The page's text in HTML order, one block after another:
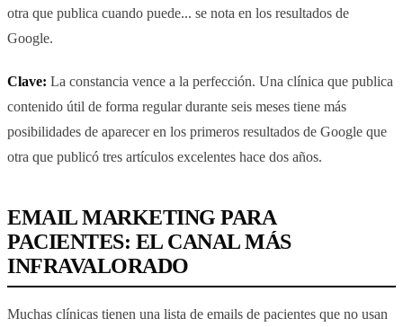
otra que publica cuando puede... se nota en los resultados de
Google.
Clave: La constancia vence a la perfección. Una clínica que publica
contenido útil de forma regular durante seis meses tiene más
posibilidades de aparecer en los primeros resultados de Google que
otra que publicó tres artículos excelentes hace dos años.
EMAIL MARKETING PARA
PACIENTES: EL CANAL MÁS
INFRAVALORADO
Muchas clínicas tienen una lista de emails de pacientes que no usan